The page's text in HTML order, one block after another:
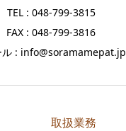
TEL : 048-799-3815
FAX : 048-799-3816
ル : info@soramamepat.jp
取扱業務